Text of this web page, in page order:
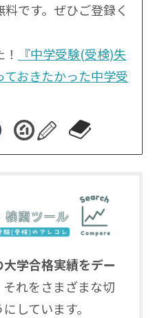
です。ぜひご登録く
『中学受験(受検)失
おきたかった中学受
学合格実績をデー
それをさまざまな切
しています。